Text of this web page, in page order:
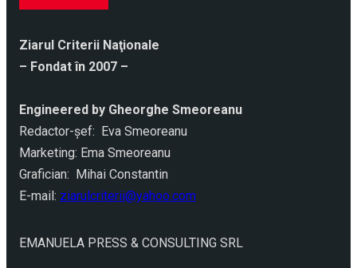
Ziarul Criterii Naţionale
– Fondat în 2007 –
Engineered by Gheorghe Smeoreanu
Redactor-şef: Eva Smeoreanu
Marketing: Ema Smeoreanu
Grafician: Mihai Constantin
E-mail: ziarulcriterii@yahoo.com
EMANUELA PRESS & CONSULTING SRL